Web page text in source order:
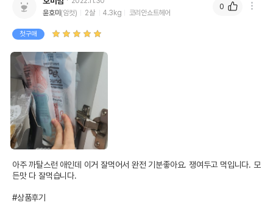
수분 80%
탄수화물
기타성분
상세 정보
원료구성
가다랑어,닭가슴살,새우살,비타민합제(비타민D,
비타민C),미네랄합제(철,구리),타우린,한천
포장상태 소포장
소포장 단위 7g x 8개
제품 타입
윤호미(암컷) 2살 4.3kg 코리안쇼트헤어
첫구매
아주 까탈스런 애인데 이거 잘먹어서 완전 기분좋아요. 쟁여두고 먹입니다. 모
든맛 다 잘먹습니다.
#상품후기
0